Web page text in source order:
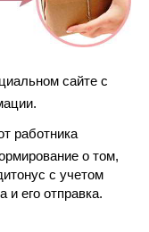
сайте с
работника
о том,
с учетом
и его отправка.